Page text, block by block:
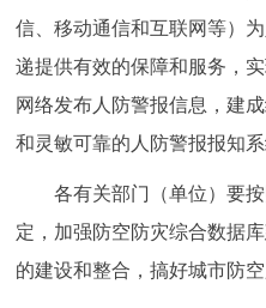
信、移动通信和互联网等）
递提供有效的保障和服务，
网络发布人防警报信息，建
和灵敏可靠的人防警报报知系
各有关部门（单位）要按
定，加强防空防灾综合数据
的建设和整合，搞好城市防空